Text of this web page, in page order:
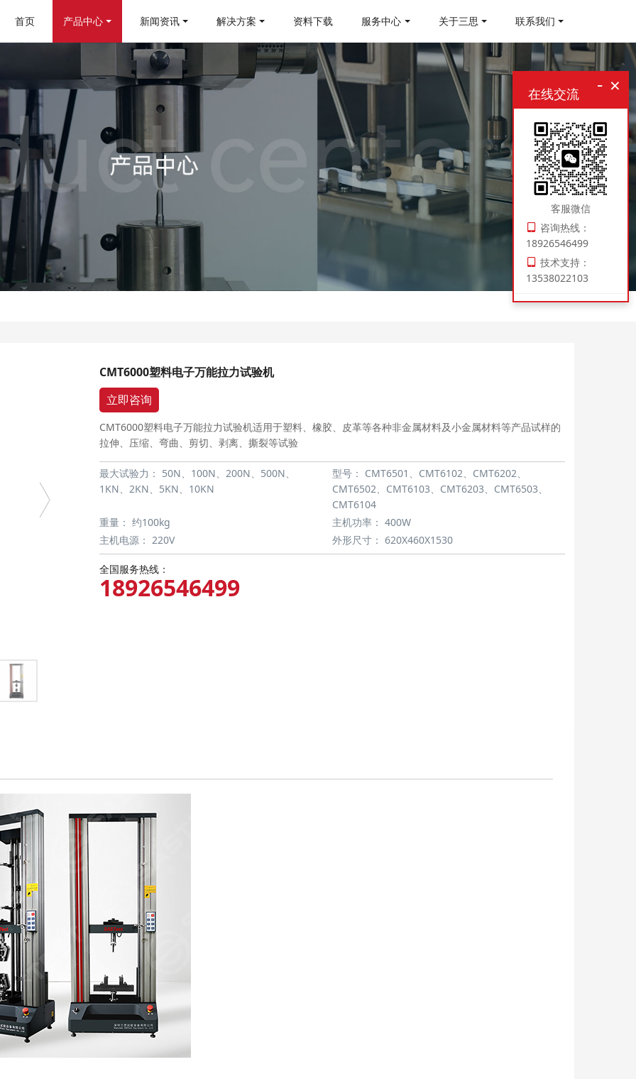
首页 产品中心 新闻资讯 解决方案 资料下载 服务中心 关于三思 联系我们
CMT6000塑料电子万能拉力试验机
立即咨询
CMT6000塑料电子万能拉力试验机适用于塑料、橡胶、皮革等各种非金属材料及小金属材料等产品试样的
拉伸、压缩、弯曲、剪切、剥离、撕裂等试验
最大试验力： 50N、100N、200N、500N、
1KN、2KN、5KN、10KN
型号： CMT6501、CMT6102、CMT6202、
CMT6502、CMT6103、CMT6203、CMT6503、
CMT6104
重量： 约100kg 主机功率： 400W
主机电源： 220V 外形尺寸： 620X460X1530
全国服务热线：
18926546499
×
-
在线交流
客服微信
咨询热线：
18926546499
技术支持：
13538022103